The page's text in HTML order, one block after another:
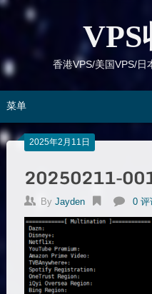
跳
容
香港VPS/美国VPS/日
菜单
2025年2月11日
20250211-
By Jayden 0 评